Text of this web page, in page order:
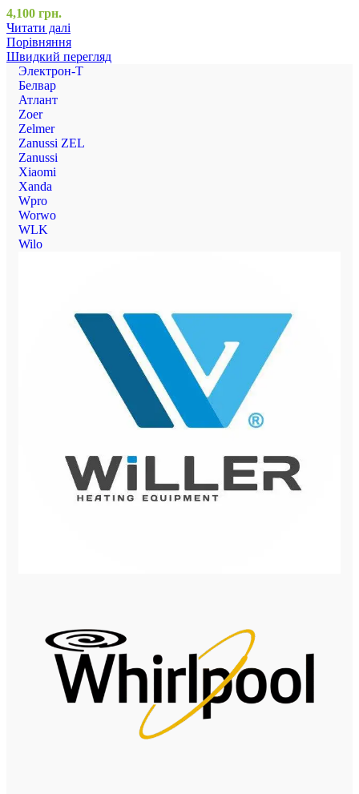
4,100 грн.
Читати далі
Порівняння
Швидкий перегляд
Электрон-Т
Белвар
Атлант
Zoer
Zelmer
Zanussi ZEL
Zanussi
Xiaomi
Xanda
Wpro
Worwo
WLK
Wilo